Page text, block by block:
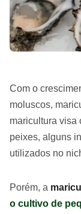
Com o
moluscos,
maricultura visa
peixes, alguns
utilizados no
Porém, a
o cultivo de